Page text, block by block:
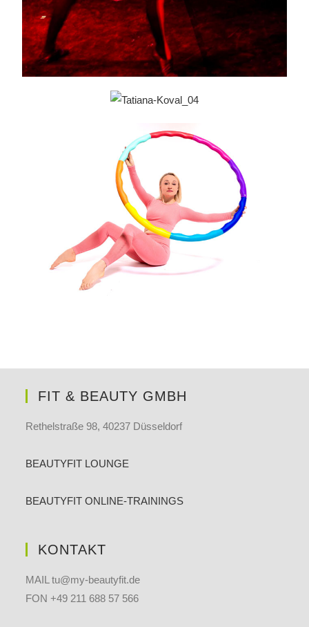
FIT & BEAUTY GMBH
Rethelstraße 98, 40237 Düsseldorf
BEAUTYFIT LOUNGE
BEAUTYFIT ONLINE-TRAININGS
KONTAKT
MAIL tu@my-beautyfit.de
FON +49 211 688 57 566